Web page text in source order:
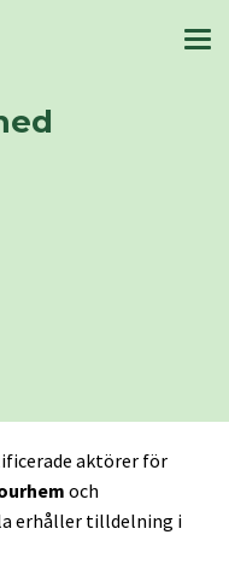
aktörer för
och
erhåller tilldelning i